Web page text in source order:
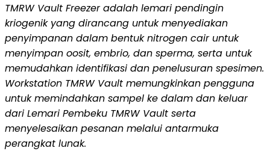
TMRW Vault Freezer adalah lemari pendingin
kriogenik yang dirancang untuk menyediakan
penyimpanan dalam bentuk nitrogen cair untuk
menyimpan oosit, embrio, dan sperma, serta untuk
memudahkan identifikasi dan penelusuran spesimen.
Workstation TMRW Vault memungkinkan pengguna
untuk memindahkan sampel ke dalam dan keluar
dari Lemari Pembeku TMRW Vault serta
menyelesaikan pesanan melalui antarmuka
perangkat lunak.